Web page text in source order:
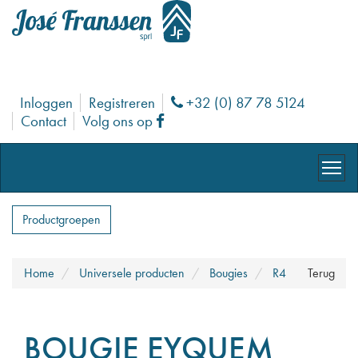
Inloggen Registreren Phone
+32 (0) 87 78 5124
Contact
Volg ons op Facebook
Productgroepen
Terug
Home Universele producten Bougies R4
BOUGIE EYQUEM